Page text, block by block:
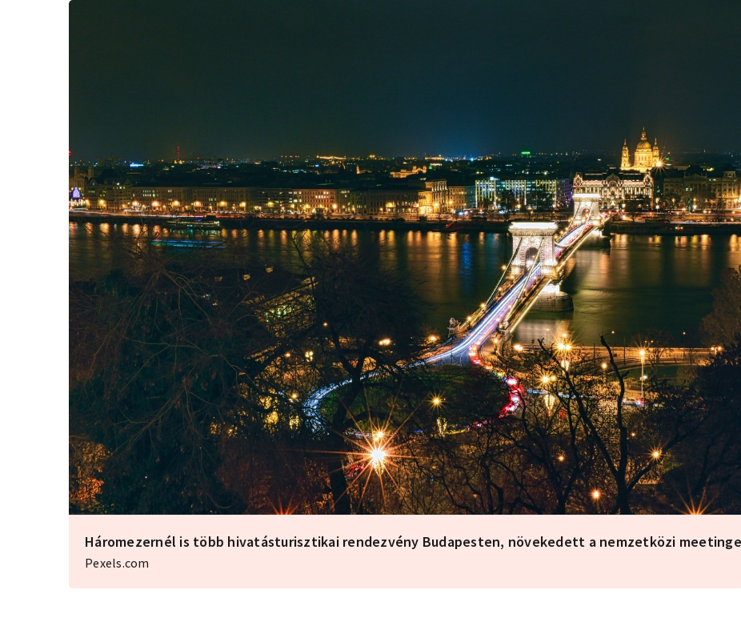
Háromezernél is több hivatásturisztikai rendezvény Budapesten, növekedett a nemzetközi
Pexels.com